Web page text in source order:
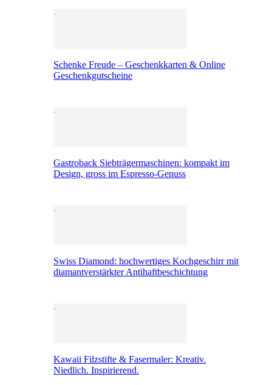
Schenke Freude – Geschenkkarten & Online
Geschenkgutscheine
Gastroback Siebträgermaschinen: kompakt im
Design, gross im Espresso-Genuss
Swiss Diamond: hochwertiges Kochgeschirr mit
diamantverstärkter Antihaftbeschichtung
Kawaii Filzstifte & Fasermaler: Kreativ.
Niedlich. Inspirierend.